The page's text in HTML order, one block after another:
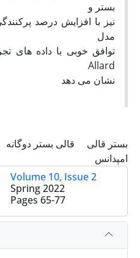
بستر و
نیز با افزایش درصد
مدل
Allard
نشان می دهد
بستر قالی قالی بستر دوگانه
امپدانس
Volume 10, Issue 2
Spring 2022
Pages 65-77